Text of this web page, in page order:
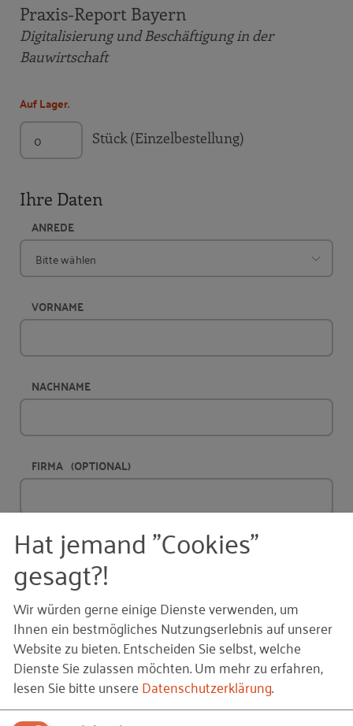
Praxis-Report Bayern
Digitalisierung und Beschäftigung in der
Bauwirtschaft
Auf Lager.
Stück (Einzelbestellung)
Ihre Daten
ANREDE
VORNAME
NACHNAME
FIRMA (OPTIONAL)
ANSCHRIFT
PLZ
Hat jemand "Cookies"
gesagt?!
Wir würden gerne einige Dienste verwenden, um
Ihnen ein bestmögliches Nutzungserlebnis auf unserer
Website zu bieten. Entscheiden Sie selbst, welche
Dienste Sie zulassen möchten.Um mehr zu erfahren,
lesen Sie bitte unsereDatenschutzerklärung.